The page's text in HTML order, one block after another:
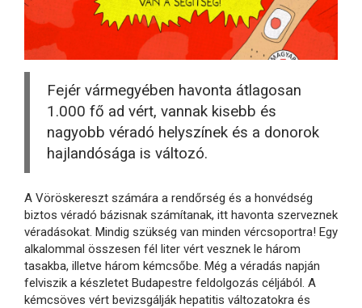
Fejér vármegyében havonta átlagosan
1.000 fő ad vért, vannak kisebb és
nagyobb véradó helyszínek és a donorok
hajlandósága is változó.
A Vöröskereszt számára a rendőrség és a honvédség
biztos véradó bázisnak számítanak, itt havonta szerveznek
véradásokat. Mindig szükség van minden vércsoportra! Egy
alkalommal összesen fél liter vért vesznek le három
tasakba, illetve három kémcsőbe. Még a véradás napján
felviszik a készletet Budapestre feldolgozás céljából. A
kémcsöves vért bevizsgálják hepatitis változatokra és